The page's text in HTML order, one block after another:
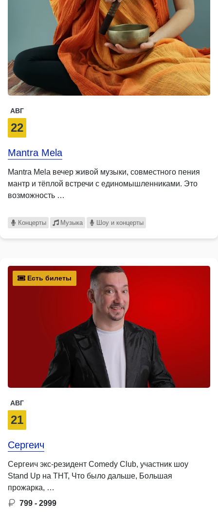
АВГ
22
Mantra Mela
Mantra Mela вечер живой музыки, совместного пения
мантр и тёплой встречи с единомышленниками. Это
возможность …
Концерты Музыка Шоу и концерты
Есть билеты
АВГ
21
Сергеич
Сергеич экс-резидент Comedy Club, участник шоу
Stand Up на ТНТ, Что было дальше, Большая
прожарка, …
799 - 2999